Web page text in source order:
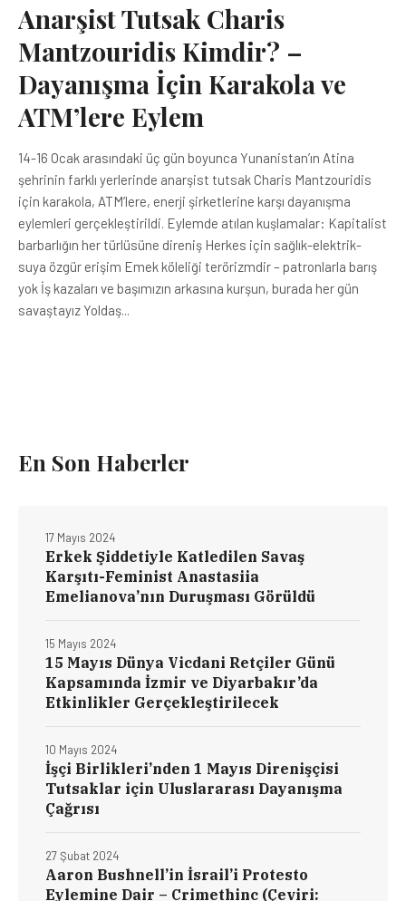
Anarşist Tutsak Charis
Mantzouridis Kimdir? –
Dayanışma İçin Karakola ve
ATM’lere Eylem
14-16 Ocak arasındaki üç gün boyunca Yunanistan’ın Atina
şehrinin farklı yerlerinde anarşist tutsak Charis Mantzouridis
için karakola, ATM’lere, enerji şirketlerine karşı dayanışma
eylemleri gerçekleştirildi. Eylemde atılan kuşlamalar: Kapitalist
barbarlığın her türlüsüne direniş Herkes için sağlık-elektrik-
suya özgür erişim Emek köleliği terörizmdir – patronlarla barış
yok İş kazaları ve başımızın arkasına kurşun, burada her gün
savaştayız Yoldaş...
En Son Haberler
Erkek Şiddetiyle Katledilen Savaş
Karşıtı-Feminist Anastasiia
Emelianova’nın Duruşması Görüldü
17 Mayıs 2024
15 Mayıs Dünya Vicdani Retçiler Günü
Kapsamında İzmir ve Diyarbakır’da
Etkinlikler Gerçekleştirilecek
15 Mayıs 2024
İşçi Birlikleri’nden 1 Mayıs Direnişçisi
Tutsaklar için Uluslararası Dayanışma
Çağrısı
10 Mayıs 2024
Aaron Bushnell’in İsrail’i Protesto
Eylemine Dair – Crimethinc (Çeviri:
27 Şubat 2024